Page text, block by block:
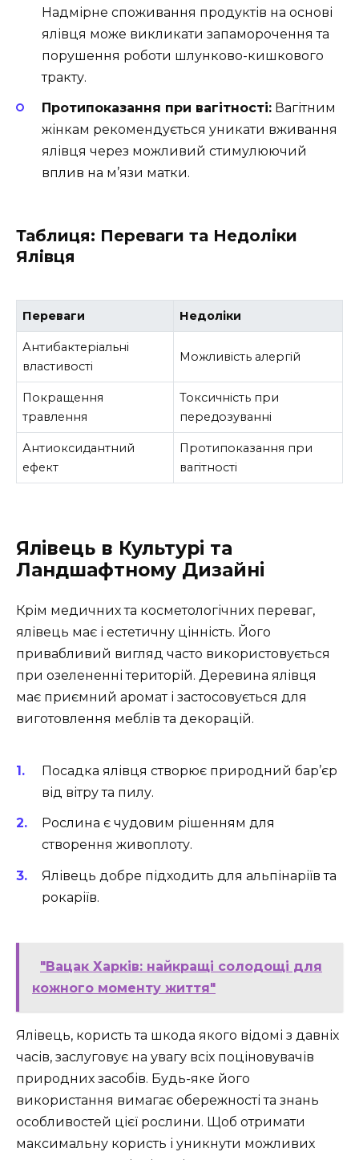
Надмірне споживання продуктів на основі
ялівця може викликати запаморочення та
порушення роботи шлунково-кишкового
тракту.
Протипоказання при вагітності: Вагітним
жінкам рекомендується уникати вживання
ялівця через можливий стимулюючий
вплив на м’язи матки.
Таблиця: Переваги та Недоліки
Ялівця
Переваги Недоліки
Антибактеріальні
властивості
Можливість алергій
Покращення
травлення
Токсичність при
передозуванні
Антиоксидантний
ефект
Протипоказання при
вагітності
Ялівець в Культурі та
Ландшафтному Дизайні
Крім медичних та косметологічних переваг,
ялівець має і естетичну цінність. Його
привабливий вигляд часто використовується
при озелененні територій. Деревина ялівця
має приємний аромат і застосовується для
виготовлення меблів та декорацій.
Посадка ялівця створює природний бар’єр
від вітру та пилу.
Рослина є чудовим рішенням для
створення живоплоту.
Ялівець добре підходить для альпінаріїв та
рокаріїв.
"Вацак Харків: найкращі солодощі для
кожного моменту життя"
Ялівець, користь та шкода якого відомі з давніх
часів, заслуговує на увагу всіх поціновувачів
природних засобів. Будь-яке його
використання вимагає обережності та знань
особливостей цієї рослини. Щоб отримати
максимальну користь і уникнути можливих